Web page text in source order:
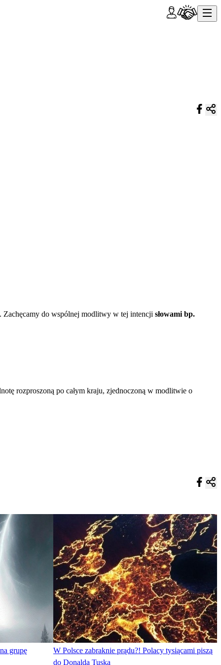
. Zachęcamy do wspólnej modlitwy w tej intencji słowami bp.
rozproszoną po całym kraju, zjednoczoną w modlitwie o
grupę
W Polsce zabraknie prądu?! Polacy tysiącami piszą
do Donalda Tuska